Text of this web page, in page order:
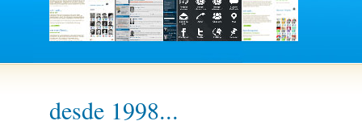
desde 1998...